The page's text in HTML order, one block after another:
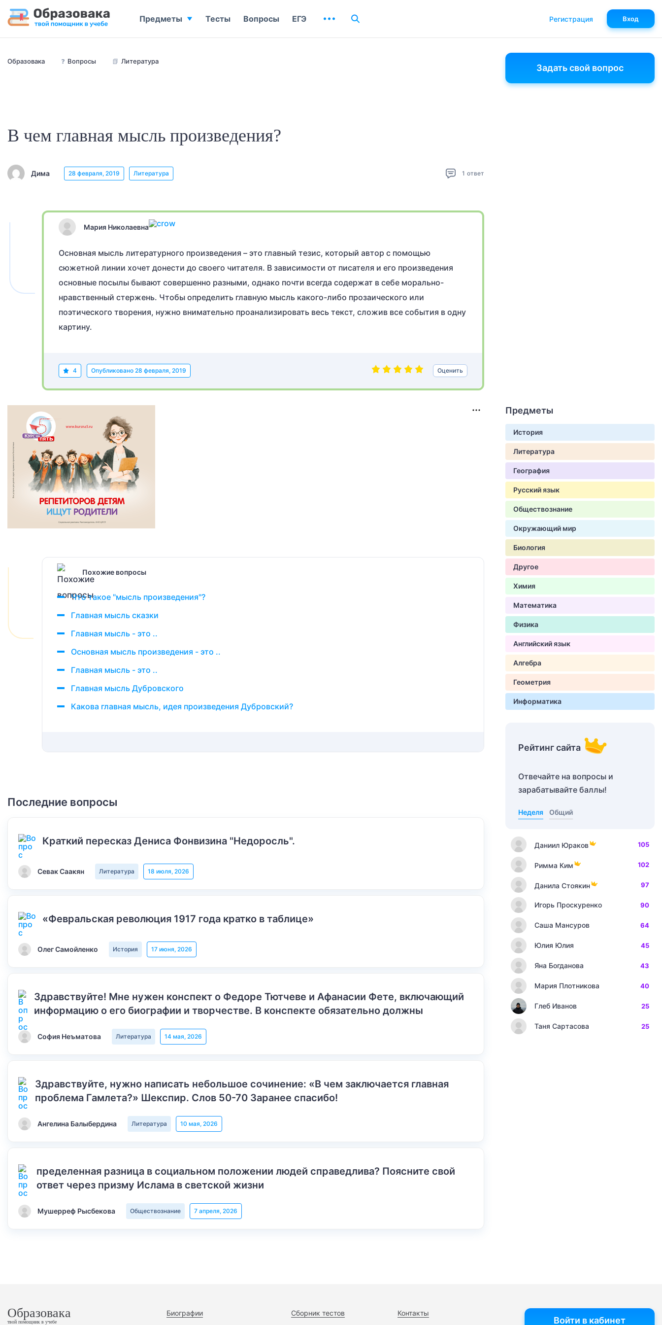
Образовака ❓ Вопросы 📗 Литература
В чем главная мысль произведения?
Дима 28 февраля, 2019 Литература 1 ответ
Мария Николаевна
Основная мысль литературного произведения – это главный тезис, который автор с помощью
сюжетной линии хочет донести до своего читателя. В зависимости от писателя и его произведения
основные посылы бывают совершенно разными, однако почти всегда содержат в себе морально-
нравственный стержень. Чтобы определить главную мысль какого-либо прозаического или
поэтического творения, нужно внимательно проанализировать весь текст, сложив все события в одну
картину.
4 Опубликовано 28 февраля, 2019 Оценить
Похожие вопросы
Что такое "мысль произведения"?
Главная мысль сказки
Главная мысль - это ..
Основная мысль произведения - это ..
Главная мысль - это ..
Главная мысль Дубровского
Какова главная мысль, идея произведения Дубровский?
Последние вопросы
Краткий пересказ Дениса Фонвизина "Недоросль".
Севак Саакян Литература 18 июля, 2026
«Февральская революция 1917 года кратко в таблице»
Олег Самойленко История 17 июня, 2026
Здравствуйте! Мне нужен конспект о Федоре Тютчеве и Афанасии Фете, включающий
информацию о его биографии и творчестве. В конспекте обязательно должны
София Неъматова Литература 14 мая, 2026
Здравствуйте, нужно написать небольшое сочинение: «В чем заключается главная
проблема Гамлета?» Шекспир. Слов 50-70 Заранее спасибо!
Ангелина Балыбердина Литература 10 мая, 2026
пределенная разница в социальном положении людей справедлива? Поясните свой
ответ через призму Ислама в светской жизни
Мушерреф Рысбекова Обществознание 7 апреля, 2026
Задать свой вопрос
Предметы
История
Литература
География
Русский язык
Обществознание
Окружающий мир
Биология
Другое
Химия
Математика
Физика
Английский язык
Алгебра
Геометрия
Информатика
Рейтинг сайта
Отвечайте на вопросы и
зарабатывайте баллы!
Неделя Общий
Даниил Юраков 105
Римма Ким 102
Данила Стоякин 97
Игорь Проскуренко 90
Саша Мансуров 64
Юлия Юлия 45
Яна Богданова 43
Мария Плотникова 40
Глеб Иванов 25
Таня Сартасова 25
Предметы Тесты Вопросы ЕГЭ Регистрация Вход
Образовака
твой помощник в учебе
Биографии Сборник тестов Контакты
Войти в кабинет